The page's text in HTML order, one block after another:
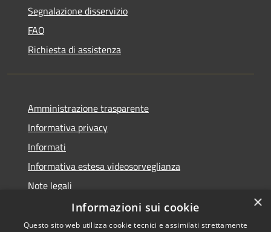
Segnalazione disservizio
FAQ
Richiesta di assistenza
Amministrazione trasparente
Informativa privacy
Informati
Informativa estesa videosorveglianza
Note legali
Dichiarazione di accessibilità
×
Informazioni sui cookie
Questo sito web utilizza cookie tecnici e assimilati strettamente